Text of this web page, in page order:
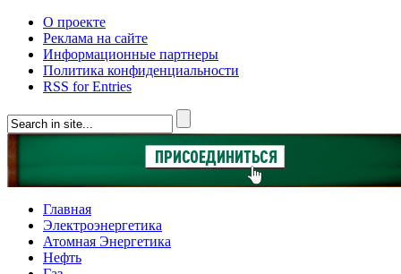
О проекте
Реклама на сайте
Информационные партнеры
Политика конфиденциальности
RSS for Entries
Главная
Электроэнергетика
Атомная Энергетика
Нефть